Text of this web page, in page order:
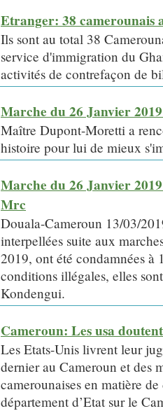
Etranger: 38 camerounais
Ils sont au total 38
service d'immigration du
activités de contrefaçon de
Marche du 26 Janvier
Maître Dupont-Moretti a
histoire pour lui de mieux
Marche du 26 Janvier
Mrc
Douala-Cameroun 13/03/
interpellées suite aux
2019, ont été condamnées à
conditions illégales, elles
Kondengui.
Cameroun: Les usa
Les Etats-Unis livrent leur
dernier au Cameroun et des
camerounaises en matière
département d’Etat sur le